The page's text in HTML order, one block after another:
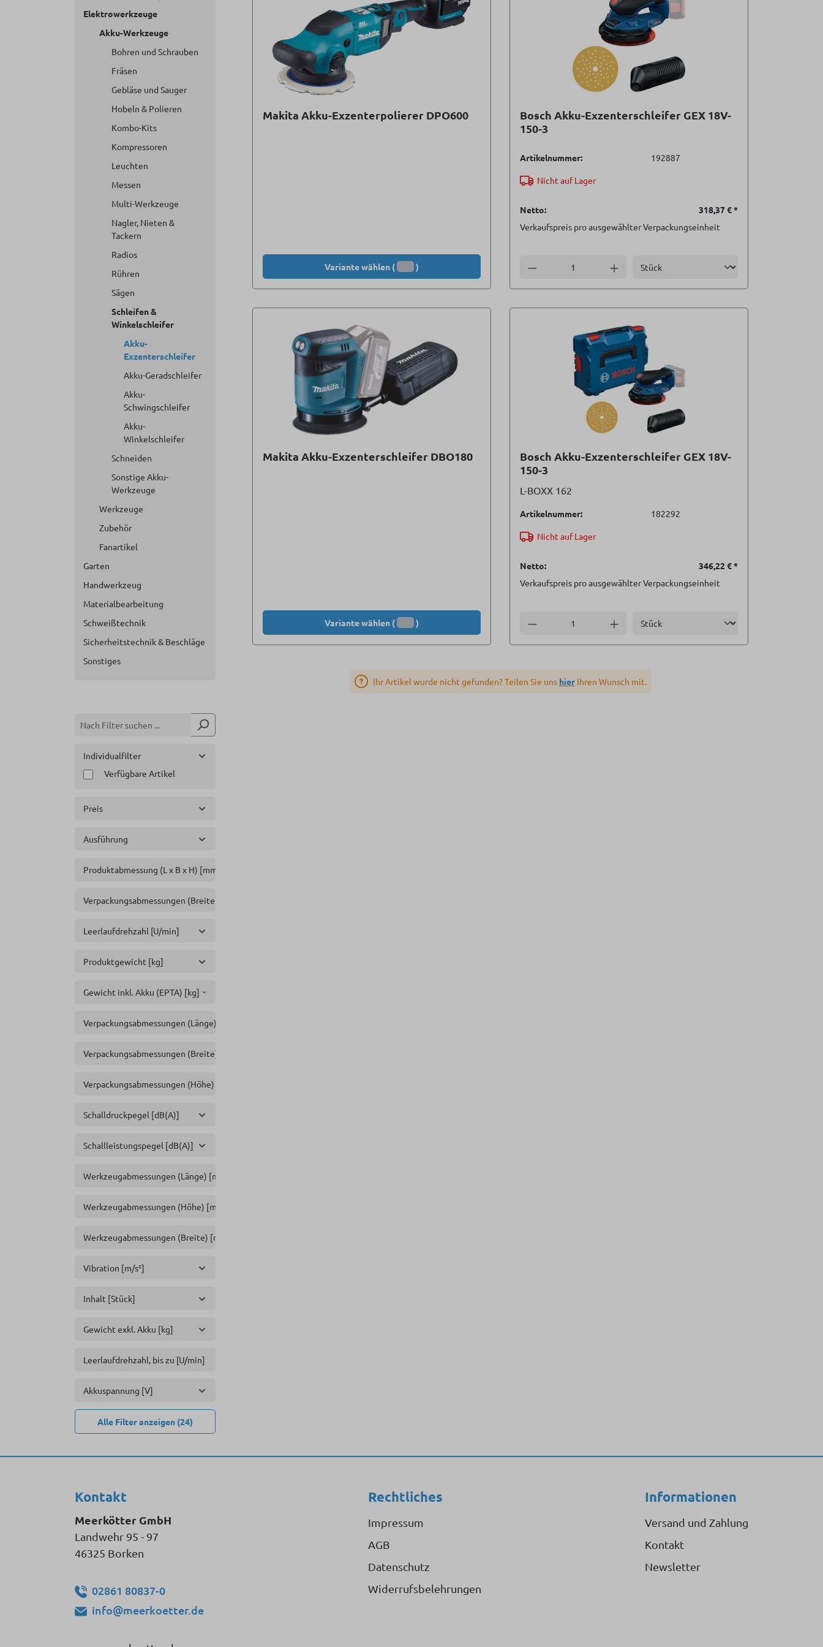
Elektrowerkzeuge
Akku-Werkzeuge
Bohren und Schrauben
Fräsen
Gebläse und Sauger
Hobeln & Polieren
Kombo-Kits
Kompressoren
Leuchten
Messen
Multi-Werkzeuge
Nagler, Nieten &
Tackern
Radios
Rühren
Sägen
Schleifen &
Winkelschleifer
Akku-
Exzenterschleifer
Akku-Geradschleifer
Akku-
Schwingschleifer
Akku-
Winkelschleifer
Schneiden
Sonstige Akku-
Werkzeuge
Werkzeuge
Zubehör
Fanartikel
Garten
Handwerkzeug
Materialbearbeitung
Schweißtechnik
Sicherheitstechnik & Beschläge
Sonstiges
Individualfilter
Verfügbare Artikel
Preis
Ausführung
Produktabmessung (L x B x H) [mm]
Verpackungsabmessungen (Breite x Länge x Höhe) [mm]
Leerlaufdrehzahl [U/min]
Produktgewicht [kg]
Gewicht inkl. Akku (EPTA) [kg]
Verpackungsabmessungen (Länge) [mm]
Verpackungsabmessungen (Breite) [mm]
Verpackungsabmessungen (Höhe) [mm]
Schalldruckpegel [dB(A)]
Schallleistungspegel [dB(A)]
Werkzeugabmessungen (Länge) [mm]
Werkzeugabmessungen (Höhe) [mm]
Werkzeugabmessungen (Breite) [mm]
Vibration [m/s²]
Inhalt [Stück]
Gewicht exkl. Akku [kg]
Leerlaufdrehzahl, bis zu [U/min]
Akkuspannung [V]
Alle Filter anzeigen (24)
Makita Akku-Exzenterpolierer DPO600
Variante wählen ( )
Bosch Akku-Exzenterschleifer GEX 18V-
150-3
Artikelnummer: 192887
Nicht auf Lager
Netto: 318,37 €*
Verkaufspreis pro ausgewählter Verpackungseinheit
Anzahl verringern Anzahl erhöhen
Makita Akku-Exzenterschleifer DBO180
Variante wählen ( )
Bosch Akku-Exzenterschleifer GEX 18V-
150-3
L-BOXX 162
Artikelnummer: 182292
Nicht auf Lager
Netto: 346,22 €*
Verkaufspreis pro ausgewählter Verpackungseinheit
Anzahl verringern Anzahl erhöhen
Ihr Artikel wurde nicht gefunden? Teilen Sie uns hierIhren Wunsch mit.
Kontakt
Meerkötter GmbH
Landwehr 95 - 97
46325 Borken
02861 80837-0
info@meerkoetter.de
Rechtliches
Impressum
AGB
Datenschutz
Widerrufsbelehrungen
Informationen
Versand und Zahlung
Kontakt
Newsletter